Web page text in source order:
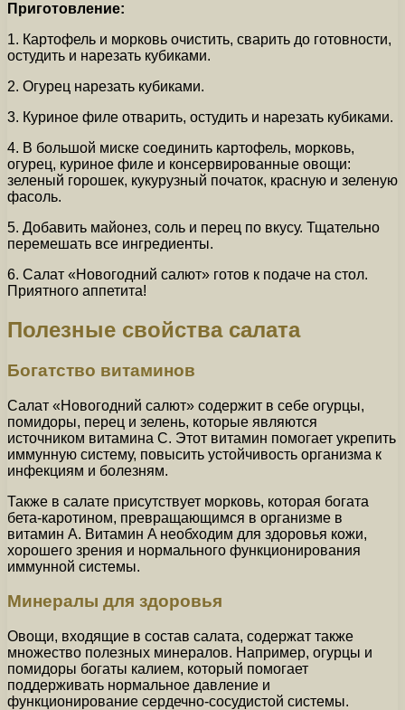
Приготовление:
1. Картофель и морковь очистить, сварить до готовности,
остудить и нарезать кубиками.
2. Огурец нарезать кубиками.
3. Куриное филе отварить, остудить и нарезать кубиками.
4. В большой миске соединить картофель, морковь,
огурец, куриное филе и консервированные овощи:
зеленый горошек, кукурузный початок, красную и зеленую
фасоль.
5. Добавить майонез, соль и перец по вкусу. Тщательно
перемешать все ингредиенты.
6. Салат «Новогодний салют» готов к подаче на стол.
Приятного аппетита!
Полезные свойства салата
Богатство витаминов
Салат «Новогодний салют» содержит в себе огурцы,
помидоры, перец и зелень, которые являются
источником витамина C. Этот витамин помогает укрепить
иммунную систему, повысить устойчивость организма к
инфекциям и болезням.
Также в салате присутствует морковь, которая богата
бета-каротином, превращающимся в организме в
витамин A. Витамин A необходим для здоровья кожи,
хорошего зрения и нормального функционирования
иммунной системы.
Минералы для здоровья
Овощи, входящие в состав салата, содержат также
множество полезных минералов. Например, огурцы и
помидоры богаты калием, который помогает
поддерживать нормальное давление и
функционирование сердечно-сосудистой системы.